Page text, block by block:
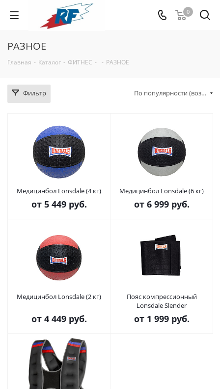
0
РАЗНОЕ
Главная - Каталог - ФИТНЕС - - РАЗНОЕ
Фильтр По популярности (возрастание)
Медицинбол Lonsdale (4 кг)
от 5 449 руб.
Медицинбол Lonsdale (6 кг)
от 6 999 руб.
Медицинбол Lonsdale (2 кг)
от 4 449 руб.
Пояс компрессионный
Lonsdale Slender
от 1 999 руб.